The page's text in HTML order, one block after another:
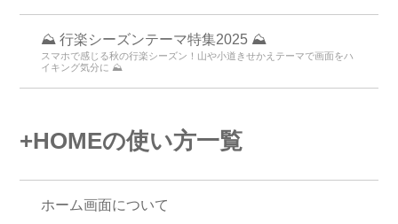
⛰ 行楽シーズンテーマ特集2025 ⛰
スマホで感じる秋の行楽シーズン！山や小道きせかえテーマで画面をハ
イキング気分に ⛰
+HOMEの使い方一覧
ホーム画面について